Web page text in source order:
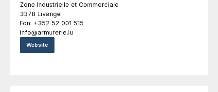
Zone Industrielle et Commerciale
3378 Livange
Fon: +352 52 001 515
info@armurerie.lu
Website